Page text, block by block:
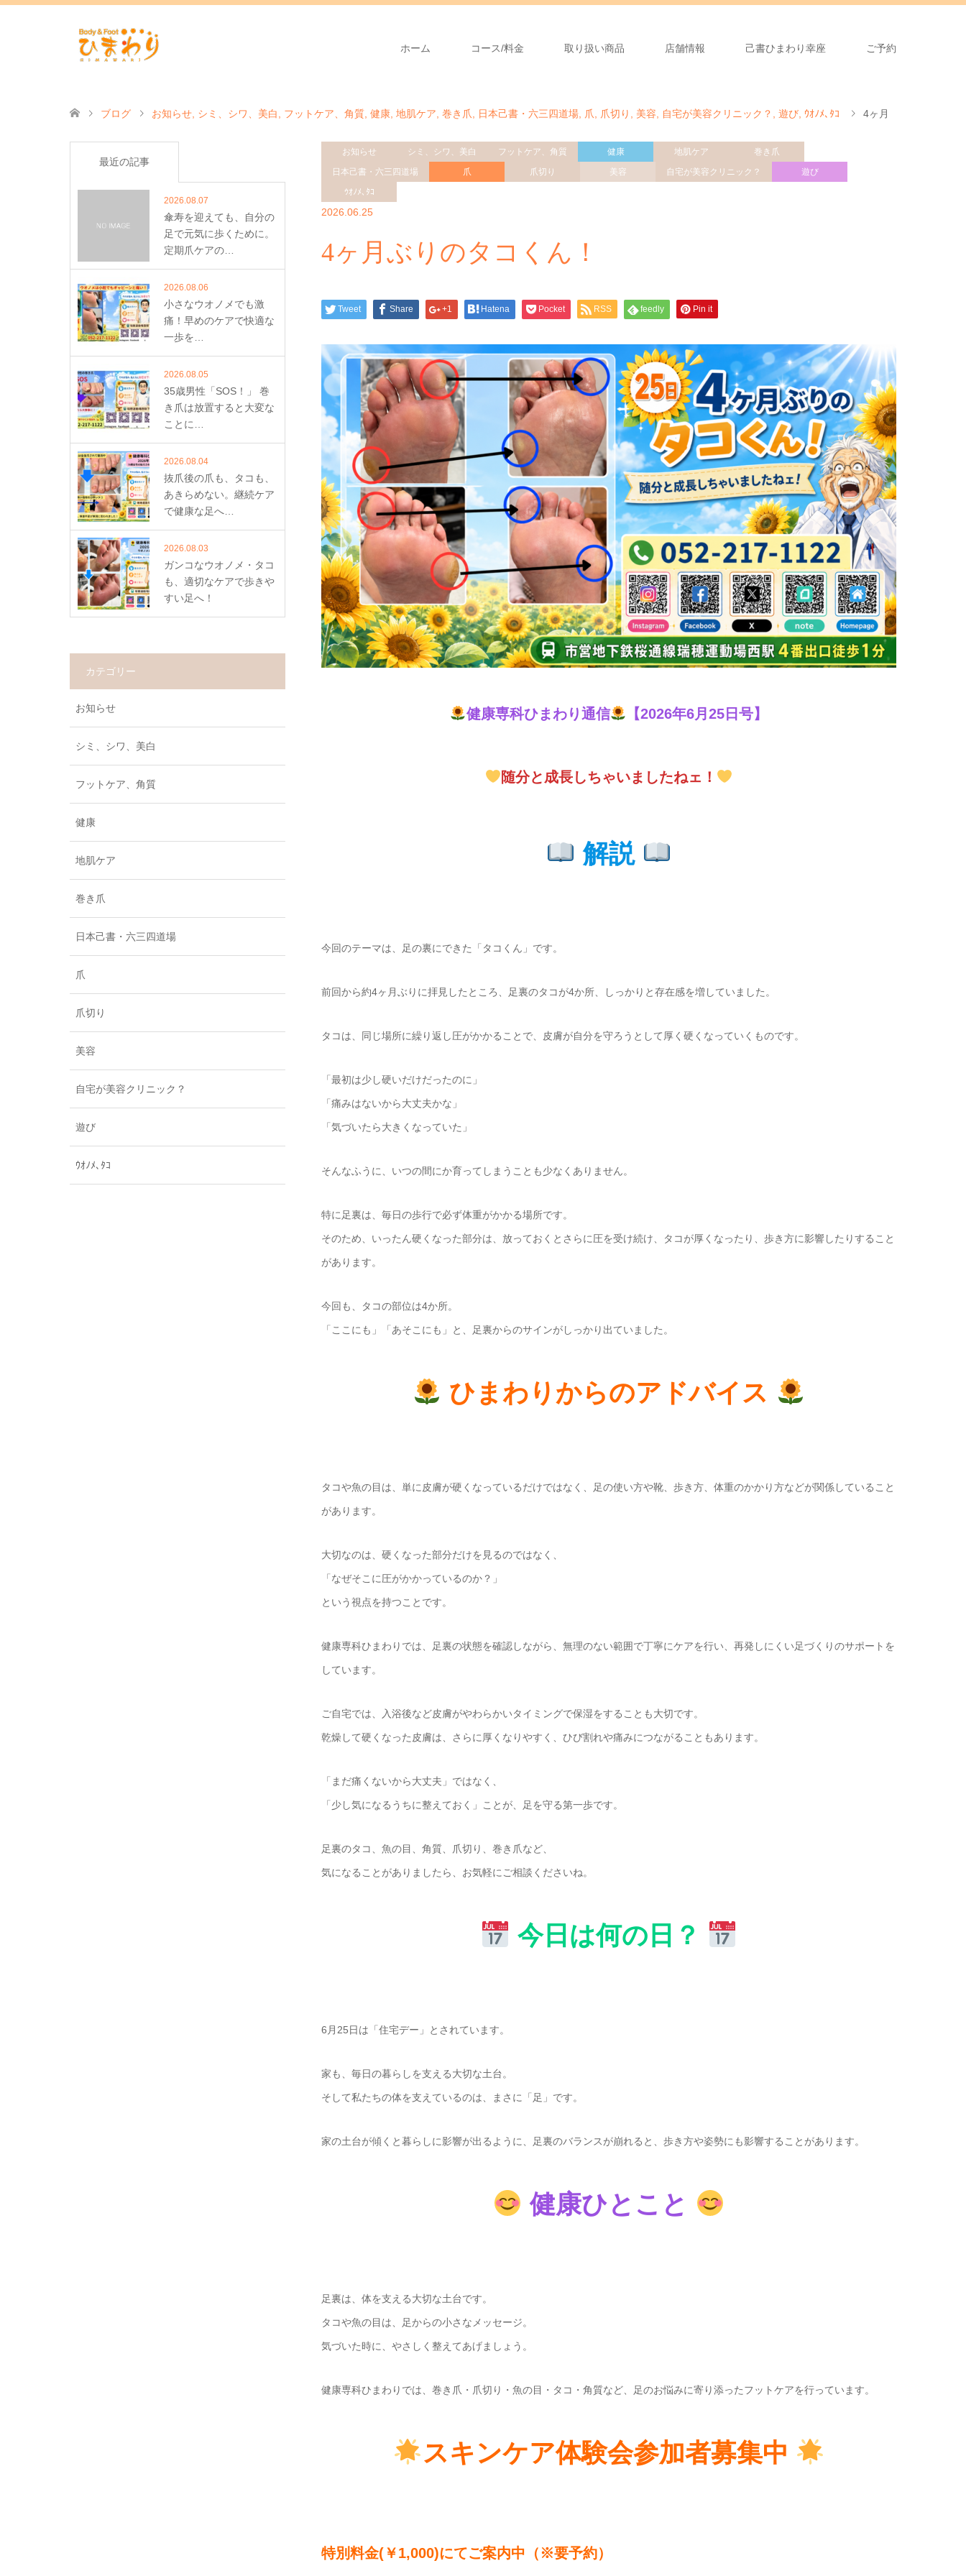
ホーム コース/料金 取り扱い商品 店舗情報 己書ひまわり幸座 ご予約
ブログ お知らせ シミ、シワ、美白 フットケア、角質 健康 地肌ケア 巻き爪 日本己書・六三四道場 爪 爪切り 美容 自宅が美容クリニック？ 遊び ｳｵﾉﾒ､ﾀｺ 4ヶ月
ぶりのタコくん！
お知らせ シミ、シワ、美白 フットケア、角質 健康 地肌ケア
巻き爪
日本己書・六三四道場
爪 爪切り 美容 自宅が美容クリニック？
遊び
ｳｵﾉﾒ､ﾀｺ
2026.06.25
4ヶ月ぶりのタコくん！
Tweet Share +1 Hatena Pocket RSS feedly Pin it
健康専科ひまわり通信 【2026年6月25日号】
随分と成長しちゃいましたねェ！
解説
今回のテーマは、足の裏にできた「タコくん」です。
前回から約4ヶ月ぶりに拝見したところ、足裏のタコが4か所、しっかりと存在感を増していました。
タコは、同じ場所に繰り返し圧がかかることで、皮膚が自分を守ろうとして厚く硬くなっていくものです。
「最初は少し硬いだけだったのに」
「痛みはないから大丈夫かな」
「気づいたら大きくなっていた」
そんなふうに、いつの間にか育ってしまうことも少なくありません。
特に足裏は、毎日の歩行で必ず体重がかかる場所です。
そのため、いったん硬くなった部分は、放っておくとさらに圧を受け続け、タコが厚くなったり、歩き方に影響したりすること
があります。
今回も、タコの部位は4か所。
「ここにも」「あそこにも」と、足裏からのサインがしっかり出ていました。
ひまわりからのアドバイス
タコや魚の目は、単に皮膚が硬くなっているだけではなく、足の使い方や靴、歩き方、体重のかかり方などが関係していること
があります。
大切なのは、硬くなった部分だけを見るのではなく、
「なぜそこに圧がかかっているのか？」
という視点を持つことです。
健康専科ひまわりでは、足裏の状態を確認しながら、無理のない範囲で丁寧にケアを行い、再発しにくい足づくりのサポートを
しています。
ご自宅では、入浴後など皮膚がやわらかいタイミングで保湿をすることも大切です。
乾燥して硬くなった皮膚は、さらに厚くなりやすく、ひび割れや痛みにつながることもあります。
「まだ痛くないから大丈夫」ではなく、
「少し気になるうちに整えておく」ことが、足を守る第一歩です。
足裏のタコ、魚の目、角質、爪切り、巻き爪など、
気になることがありましたら、お気軽にご相談くださいね。
今日は何の日？
6月25日は「住宅デー」とされています。
家も、毎日の暮らしを支える大切な土台。
そして私たちの体を支えているのは、まさに「足」です。
家の土台が傾くと暮らしに影響が出るように、足裏のバランスが崩れると、歩き方や姿勢にも影響することがあります。
健康ひとこと
足裏は、体を支える大切な土台です。
タコや魚の目は、足からの小さなメッセージ。
気づいた時に、やさしく整えてあげましょう。
健康専科ひまわりでは、巻き爪・爪切り・魚の目・タコ・角質など、足のお悩みに寄り添ったフットケアを行っています。
スキンケア体験会参加者募集中
特別料金(￥1,000)にてご案内中（※要予約）
最近の記事
2026.08.07
傘寿を迎えても、自分の
足で元気に歩くために。
定期爪ケアの…
2026.08.06
小さなウオノメでも激
痛！早めのケアで快適な
一歩を…
2026.08.05
35歳男性「SOS！」 巻
き爪は放置すると大変な
ことに…
2026.08.04
抜爪後の爪も、タコも、
あきらめない。継続ケア
で健康な足へ…
2026.08.03
ガンコなウオノメ・タコ
も、適切なケアで歩きや
すい足へ！
カテゴリー
お知らせ
シミ、シワ、美白
フットケア、角質
健康
地肌ケア
巻き爪
日本己書・六三四道場
爪
爪切り
美容
自宅が美容クリニック？
遊び
ｳｵﾉﾒ､ﾀｺ